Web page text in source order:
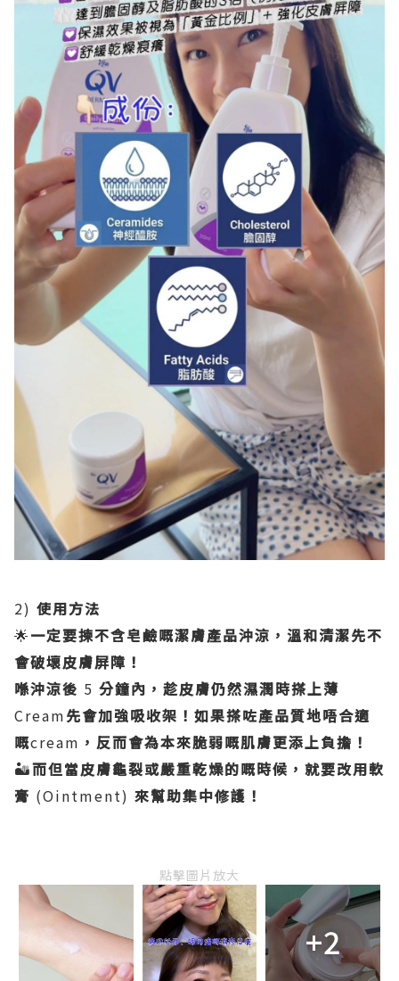
2) 使用方法
🌟一定要揀不含皂鹼嘅潔膚產品沖涼，溫和清潔先不
會破壞皮膚屏障！
喺沖涼後 5 分鐘內，趁皮膚仍然濕潤時搽上薄
Cream先會加強吸收架！如果搽咗產品質地唔合適
嘅cream ，反而會為本來脆弱嘅肌膚更添上負擔！
🏜️而但當皮膚龜裂或嚴重乾燥的嘅時候，就要改用軟
膏 (Ointment) 來幫助集中修護！
點擊圖片放大
+2